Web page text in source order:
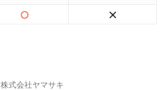
株式会社ヤマサキ